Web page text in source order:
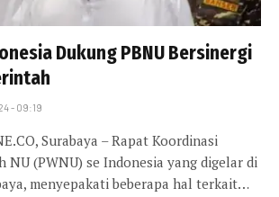
Dukung PBNU Bersinergi
- 09:19
Surabaya – Rapat Koordinasi
NU (PWNU) se Indonesia yang digelar di
menyepakati beberapa hal terkait…